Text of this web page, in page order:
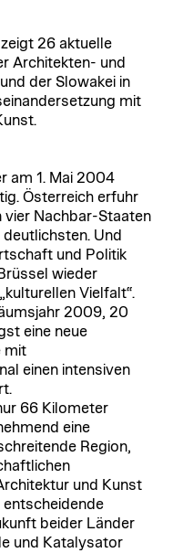
26 aktuelle
Architekten- und
der Slowakei in
mit
am 1. Mai 2004
Österreich erfuhr
vier Nachbar-Staaten
Und
und Politik
wieder
Vielfalt“.
2009, 20
eine neue
mit
einen intensiven
66 Kilometer
eine
Region,
und Kunst
entscheidende
beider Länder
und Katalysator